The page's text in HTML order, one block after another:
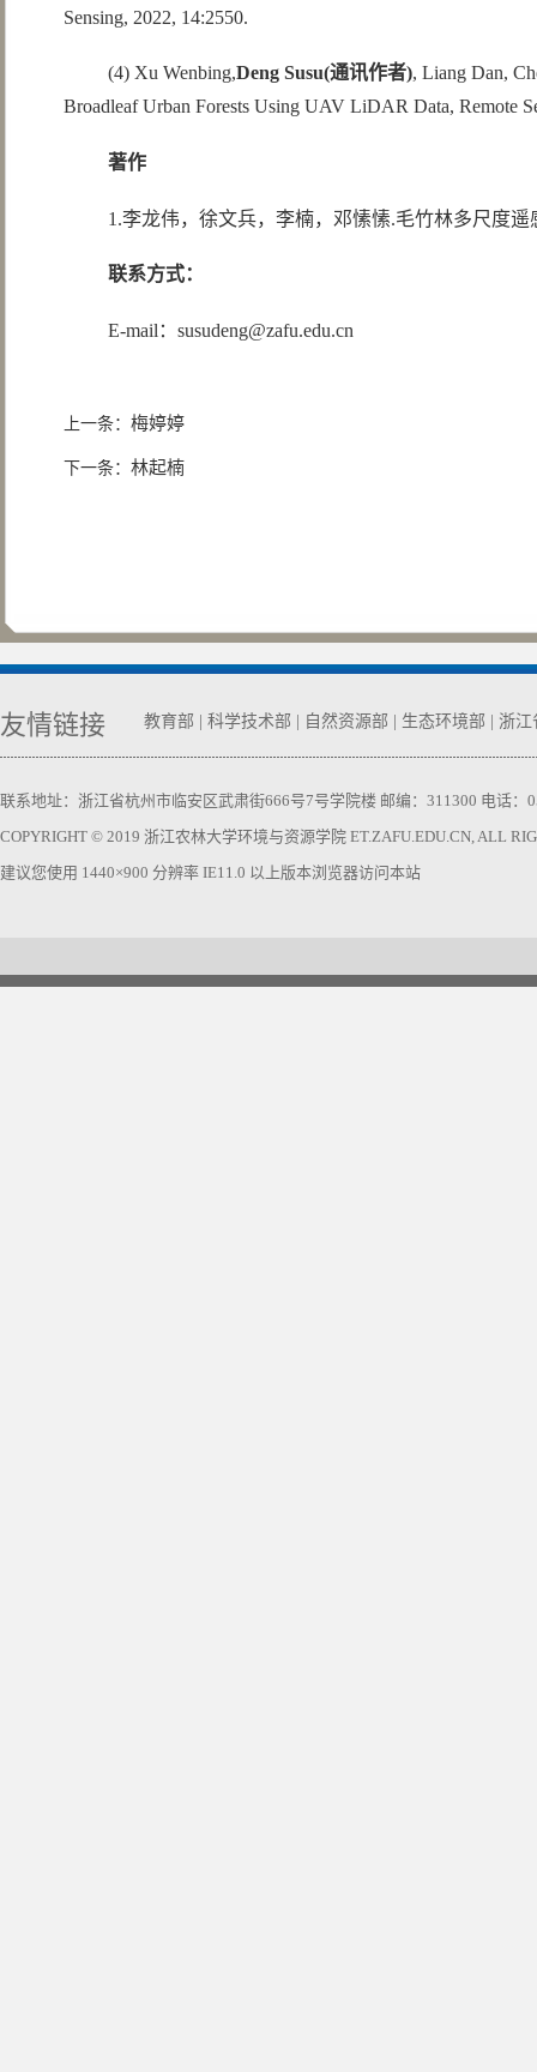
Sensing, 2022, 14:2550.
(4) Xu Wenbing,Deng Susu(通讯作者), Liang Dan,
Broadleaf Urban Forests Using UAV LiDAR Data, Remote
著作
1.李龙伟，徐文兵，李楠，邓愫愫.毛竹林多尺度遥
联系方式：
E-mail：susudeng@zafu.edu.cn
上一条： 梅婷婷
下一条： 林起楠
友情链接 教育部 科学技术部 自然资源部 生态环境部 浙江
联系地址：浙江省杭州市临安区武肃街666号7号学院楼 邮编：311300 电话：
COPYRIGHT © 2019 浙江农林大学环境与资源学院 ET.ZAFU.EDU.CN, ALL
建议您使用 1440×900 分辨率 IE11.0 以上版本浏览器访问本站